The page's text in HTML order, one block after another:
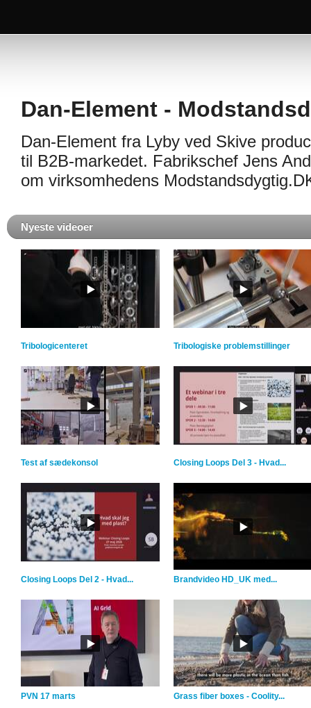
Dan-Element -
Dan-Element fra Lyby ved Skive
til B2B-markedet. Fabrikschef Jens
om virksomhedens
Nyeste videoer
Tribologicenteret Tribologiske problemstillinger
Test af sædekonsol Closing Loops Del 3 - Hvad...
Closing Loops Del 2 - Hvad... Brandvideo HD_UK med...
PVN 17 marts Grass fiber boxes - Coolity...